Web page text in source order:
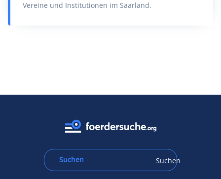
Vereine und Institutionen im Saarland.
Suchen